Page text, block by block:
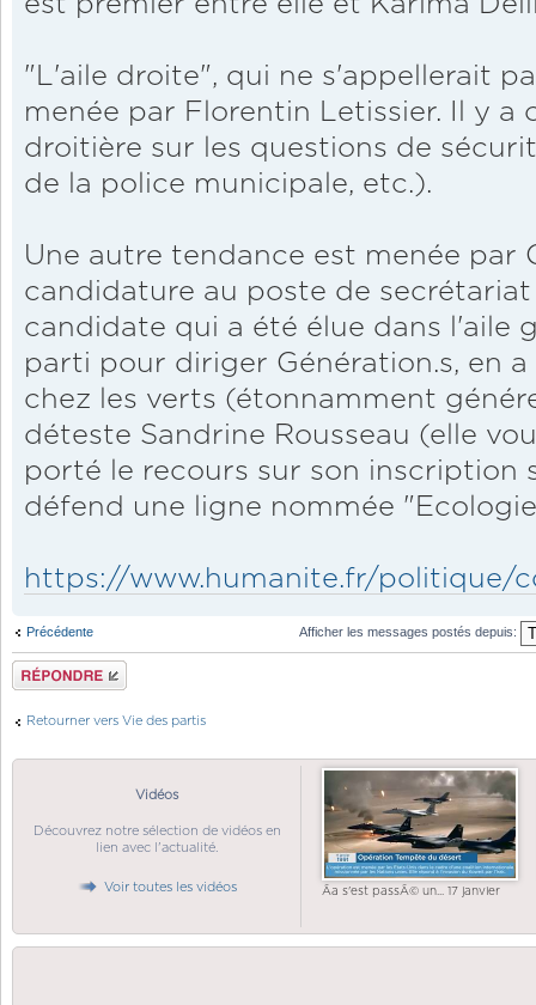
"L'aile droite", qui ne s'appellerait
menée par Florentin Letissier. Il y a
droitière sur les questions de
de la police municipale, etc.).
Une autre tendance est menée par
candidature au poste de
candidate qui a été élue dans l'aile
parti pour diriger Génération.s, en
chez les verts (étonnamment
déteste Sandrine Rousseau (elle
porté le recours sur son inscription
défend une ligne nommée
https://www.humanite.fr/politique/
Précédente Afficher les messages postés depuis:
Répondre
Retourner vers Vie des partis
Vidéos
Découvrez notre sélection de vidéos en
lien avec l'actualité.
Voir toutes les vidéos Ãa s'est passÃ© un... 17 janvier